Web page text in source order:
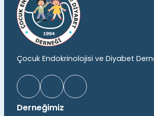
Çocuk Endokrinolojisi ve Diyabet
Derneğimiz